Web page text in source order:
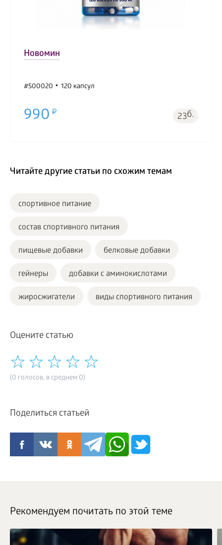
Новомин
#500020 120 капсул
990 23б.
Читайте другие статьи по схожим темам
спортивное питание
состав спортивного питания
пищевые добавки белковые добавки
гейнеры добавки с аминокислотами
жиросжигатели виды спортивного питания
Оцените статью
(0 голосов, в среднем 0)
Поделиться статьей
Рекомендуем почитать по этой теме